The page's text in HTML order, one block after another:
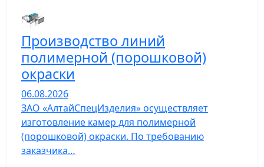
Производство линий
полимерной (порошковой)
окраски
06.08.2026
ЗАО «АлтайСпецИзделия» осуществляет
изготовление камер для полимерной
(порошковой) окраски. По требованию
заказчика…